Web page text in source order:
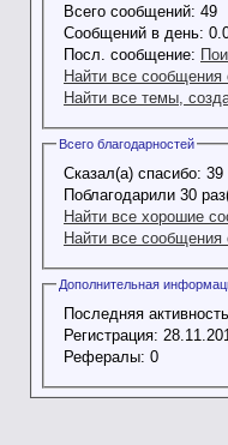
Всего сообщений: 49
Сообщений в день:
Посл. сообщение:
Найти все сообщения
Найти все темы,
Всего благодарностей
Сказал(а) спасибо: 39
Поблагодарили 30
Найти все хорошие
Найти все сообщения
Дополнительная
Последняя
Регистрация:
Рефералы: 0